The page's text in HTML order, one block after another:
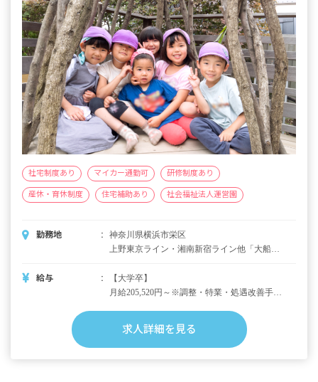
社宅制度あり マイカー通勤可 研修制度あり
産休・育休制度 住宅補助あり 社会福祉法人運営園
勤務地
神奈川県横浜市栄区
上野東京ライン・湘南新宿ライン他「大船
ー・バイク・自転車通勤可（有料駐車場を個
人で契約、駐車場代一部補助あり） 駅周辺に
山ハイキングコースも魅力的です。
給与
【大学卒】
月給205,520円～※調整・特業・処遇改善手当
基本給 149,600円
特殊業務手当 14,960円
求人詳細を見る